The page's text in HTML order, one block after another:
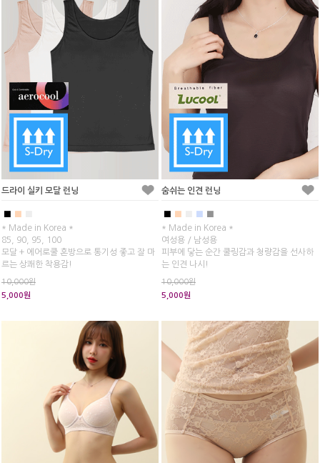
드라이 실키 모달 런닝
■ ■
* Made in Korea *
85, 90, 95, 100
모달 + 에어로쿨 혼방으로 통기성 좋고 잘 마
르는 상쾌한 착용감!
에어x즘 대신 추천드립니다.
10,000원
5,000원
숨쉬는 인견 런닝
■ ■ ■ ■
* Made in Korea *
여성용 / 남성용
피부에 닿는 순간 쿨링감과 청량감을 선사하
는 인견 나시!
에어x즘 대신 추천드립니다.
10,000원
5,000원